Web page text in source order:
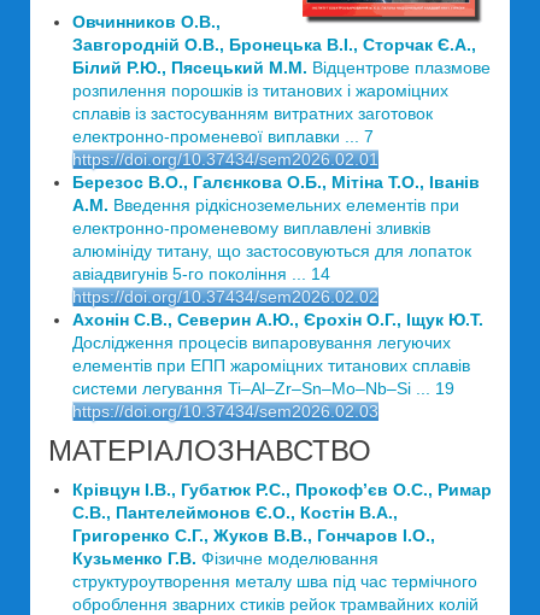
Овчинников О.В.,
Завгородній О.В., Бронецька В.І., Сторчак Є.А.,
Білий Р.Ю., Пясецький М.М. Відцентрове плазмове
розпилення порошків із титанових і жароміцних
сплавів із застосуванням витратних заготовок
електронно-променевої виплавки ... 7
https://doi.org/10.37434/sem2026.02.01
Березос В.О., Галєнкова О.Б., Мітіна Т.О., Іванів
А.М. Введення рідкісноземельних елементів при
електронно-променевому виплавлені зливків
алюмініду титану, що застосовуються для лопаток
авіадвигунів 5-го покоління ... 14
https://doi.org/10.37434/sem2026.02.02
Ахонін С.В., Северин А.Ю., Єрохін О.Г., Іщук Ю.Т.
Дослідження процесів випаровування легуючих
елементів при ЕПП жароміцних титанових сплавів
системи легування Ti–Al–Zr–Sn–Mo–Nb–Si ... 19
https://doi.org/10.37434/sem2026.02.03
МАТЕРІАЛОЗНАВСТВО
Крівцун І.В., Губатюк Р.С., Прокоф’єв О.С., Римар
С.В., Пантелеймонов Є.О., Костін В.А.,
Григоренко С.Г., Жуков В.В., Гончаров І.О.,
Кузьменко Г.В. Фізичне моделювання
структуроутворення металу шва під час термічного
оброблення зварних стиків рейок трамвайних колій